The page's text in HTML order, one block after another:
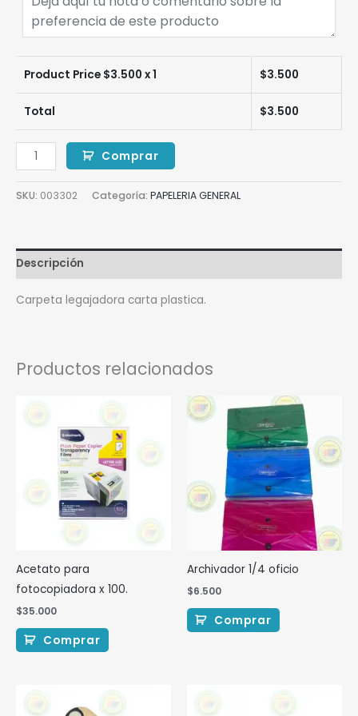
Product Price $3.500 x 1 $3.500
Total $3.500
Comprar
SKU: 003302 Categoría: PAPELERIA GENERAL
Descripción
Carpeta legajadora carta plastica.
Productos relacionados
Acetato para
fotocopiadora x 100.
$35.000
Comprar
Archivador 1/4 oficio
$6.500
Comprar